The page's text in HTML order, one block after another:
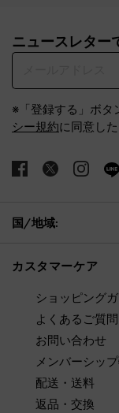
ニュースレター
※「登録する」ボタ
シー規約に同意し
国/地域:
カスタマーケア
ショッピング
よくあるご質問
お問い合わせ
メンバーシッ
配送・送料
返品・交換